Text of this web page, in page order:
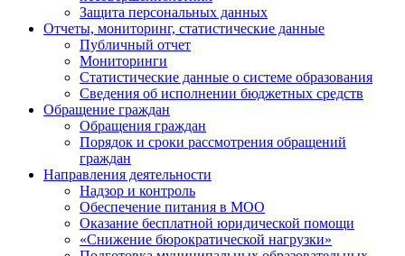
Защита персональных данных
Отчеты, мониторинг, статистические данные
Публичный отчет
Мониторинги
Статистические данные о системе образования
Сведения об исполнении бюджетных средств
Обращение граждан
Обращения граждан
Порядок и сроки рассмотрения обращений
граждан
Направления деятельности
Надзор и контроль
Обеспечение питания в МОО
Оказание бесплатной юридической помощи
«Снижение бюрократической нагрузки»